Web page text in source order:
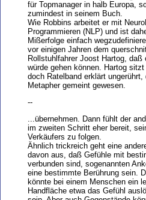
für Topmanager in halb Europa,
zumindest in seinem Buch.
Wie Robbins arbeitet er mit
Programmieren (NLP) und ist
Mißerfolge einfach
vor einigen Jahren dem
Rollstuhlfahrer Joost Hartog,
würde gehen können. Hartog
doch Ratelband erklärt
Metapher gemeint gewesen.
--
...übernehmen. Dann fühlt der
im zweiten Schritt eher bereit,
Verkäufers zu folgen.
Ähnlich trickreich geht eine
davon aus, daß Gefühle mit
verbunden sind, sogenannten
eine bestimmte Berührung sein.
könnte bei einem Menschen ein
Handfläche etwa das Gefühl